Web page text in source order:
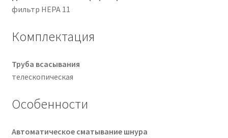
фильтр HEPA 11
Комплектация
Труба всасывания
телескопическая
Особенности
Автоматическое сматывание шнура